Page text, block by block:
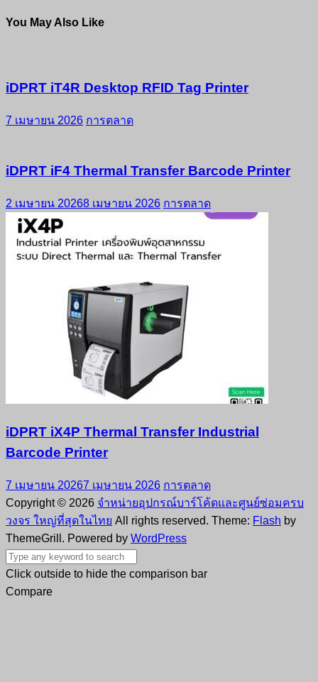
You May Also Like
iDPRT iT4R Desktop RFID Tag Printer
7 เมษายน 2026 การตลาด
iDPRT iF4 Thermal Transfer Barcode Printer
2 เมษายน 20268 เมษายน 2026 การตลาด
iDPRT iX4P Thermal Transfer Industrial
Barcode Printer
7 เมษายน 20267 เมษายน 2026 การตลาด
Copyright © 2026 จำหน่ายอุปกรณ์บาร์โค้ดและศูนย์ซ่อมครบ
วงจร ใหญ่ที่สุดในไทย All rights reserved. Theme: Flash by
ThemeGrill. Powered by WordPress
Click outside to hide the comparison bar
Compare